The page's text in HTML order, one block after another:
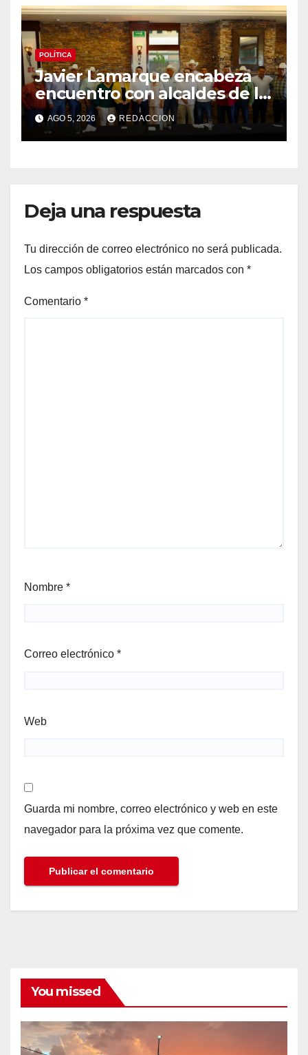
POLÍTICA
Javier Lamarque encabeza
encuentro con alcaldes de la
sierra de Sonora para
impulsar agenda regional
AGO 5, 2026 REDACCION
Deja una respuesta
Tu dirección de correo electrónico no será publicada.
Los campos obligatorios están marcados con *
Comentario *
Nombre *
Correo electrónico *
Web
Guarda mi nombre, correo electrónico y web en este
navegador para la próxima vez que comente.
You missed